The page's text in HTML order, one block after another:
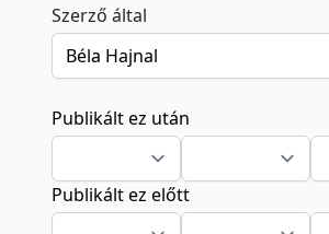
Szerző által
Publikált ez után
Publikált ez előtt